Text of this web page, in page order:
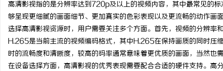
高清影视指的是分辨率达到720p及以上的视频内容，其中最常见的
够呈现更细腻的画面细节、更加真实的色彩表现以及更流畅的动作画
选择高清影视资源时，用户需要关注多个方面。首先，视频的分辨
H.265是当前主流的视频编码格式，其中H.265在保持画质的同时压
时的流畅度和清晰度，较高的码率通常意味着更优质的画面，当然也
在设备选择方面，高清影视的优秀表现需要配合合适的硬件支持。